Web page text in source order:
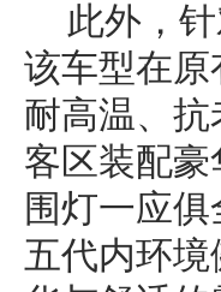
此外，
该车型在
耐高温、
客区装配
围灯一应
五代内环